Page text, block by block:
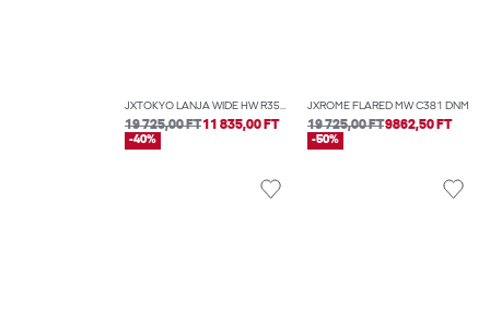
JXTOKYO LANJA WIDE HW R350 DNM
19 725,00 FT11 835,00 FT
-40%
JXROME FLARED MW C381 DNM
19 725,00 FT9862,50 FT
-50%